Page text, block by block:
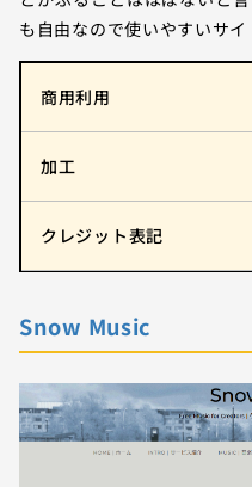
も自由なので使いやすいサイ
商用利用
加工
クレジット表記
Snow Music